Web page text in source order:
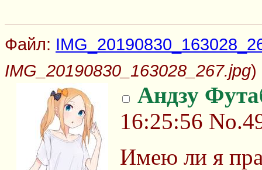
Файл:
IMG_20190830_163028_267.jpg)
Андзу
16:25:56
Имею ли я